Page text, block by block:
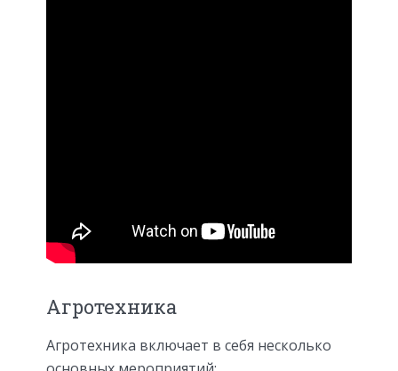
Агротехника
Агротехника включает в себя несколько